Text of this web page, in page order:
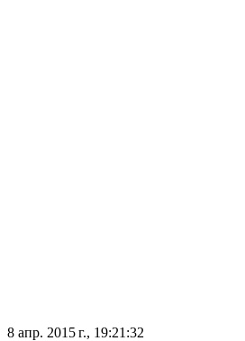
8 апр. 2015 г., 19:21:32